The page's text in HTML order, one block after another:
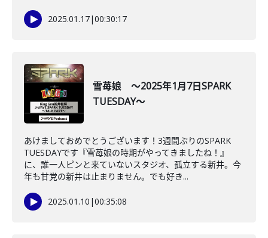
2025.01.17|00:30:17
雪苺娘 ～2025年1月7日SPARK
TUESDAY～
あけましておめでとうございます！3週間ぶりのSPARK
TUESDAYです『雪苺娘の時期がやってきましたね！』
に、誰一人ピンと来ていないスタジオ、孤立する新井。今
年も甘党の新井は止まりません。でも好き...
2025.01.10 |00:35:08